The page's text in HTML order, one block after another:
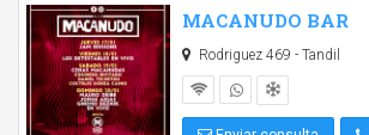
MACANUDO BAR
Rodriguez 469 - Tandil